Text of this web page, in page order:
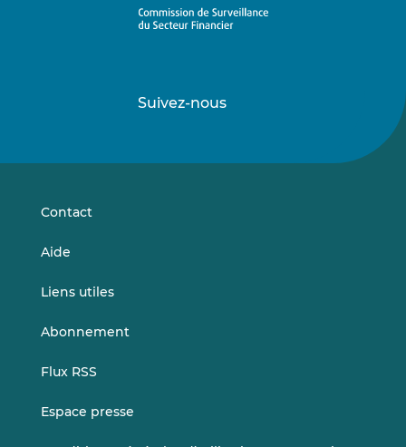
Suivez-nous
sursur
Contact
Aide
Liens utiles
Abonnement
Flux RSS
Espace presse